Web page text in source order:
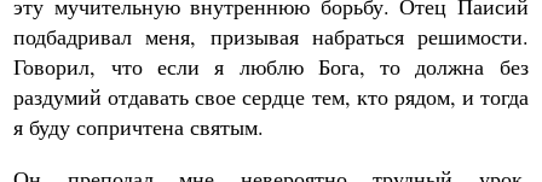
эту мучительную внутреннюю борьбу. Отец Паисий
подбадривал меня, призывая набраться решимости.
Говорил, что если я люблю Бога, то должна без
раздумий отдавать свое сердце тем, кто рядом, и тогда
я буду сопричтена святым.